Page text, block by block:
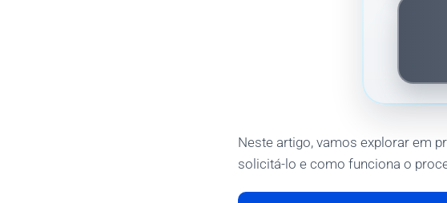
Neste artigo, vamos explorar em
solicitá-lo e como funciona o